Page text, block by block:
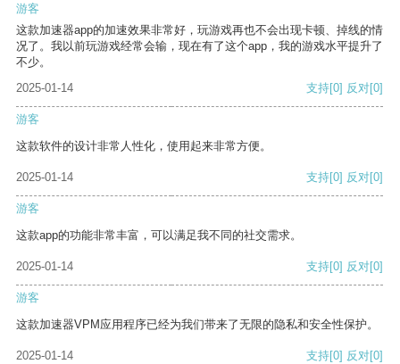
游客
这款加速器app的加速效果非常好，玩游戏再也不会出现卡顿、掉线的情
况了。我以前玩游戏经常会输，现在有了这个app，我的游戏水平提升了
不少。
2025-01-14
支持[0] 反对[0]
游客
这款软件的设计非常人性化，使用起来非常方便。
2025-01-14 支持[0] 反对[0]
游客
这款app的功能非常丰富，可以满足我不同的社交需求。
2025-01-14 支持[0] 反对[0]
游客
这款加速器VPM应用程序已经为我们带来了无限的隐私和安全性保护。
2025-01-14 支持[0] 反对[0]